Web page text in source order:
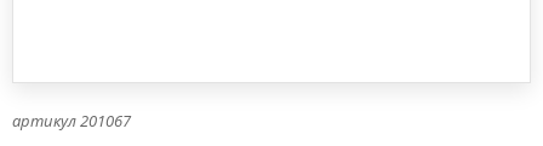
артикул201067